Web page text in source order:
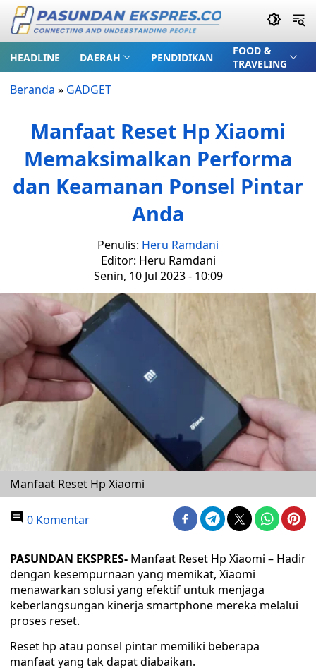
HEADLINE DAERAH PENDIDIKAN
FOOD &
TRAVELING
Beranda » GADGET
Manfaat Reset Hp Xiaomi
Memaksimalkan Performa
dan Keamanan Ponsel Pintar
Anda
Penulis: Heru Ramdani
Editor: Heru Ramdani
Senin, 10 Jul 2023 - 10:09
Manfaat Reset Hp Xiaomi
0 Komentar
PASUNDAN EKSPRES- Manfaat Reset Hp Xiaomi – Hadir
dengan kesempurnaan yang memikat, Xiaomi
menawarkan solusi yang efektif untuk menjaga
keberlangsungan kinerja smartphone mereka melalui
proses reset.
Reset hp atau ponsel pintar memiliki beberapa
manfaat yang tak dapat diabaikan.